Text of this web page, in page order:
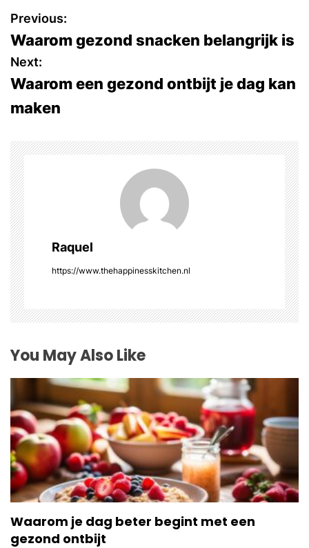
P
o
s
t
n
a
v
i
g
a
t
i
o
n
Previous:
Waarom gezond snacken belangrijk is
Next:
Waarom een gezond ontbijt je dag kan
maken
Raquel
https://www.thehappinesskitchen.nl
You May Also Like
Waarom je dag beter begint met een
gezond ontbijt